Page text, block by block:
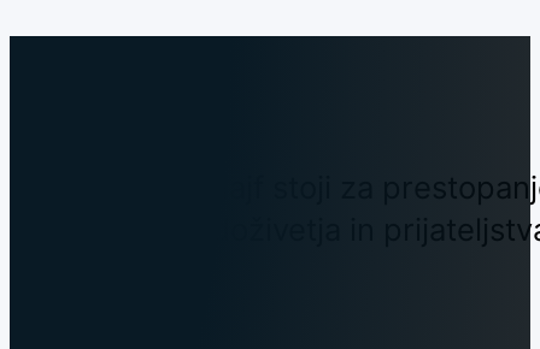
Skupnost Enlajf stoji za
nepozabna doživetja in